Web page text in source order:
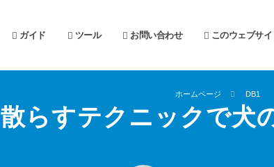
ガイド ツール お問い合わせ このウェブサ
ホームページ DB1
らすテクニックで犬